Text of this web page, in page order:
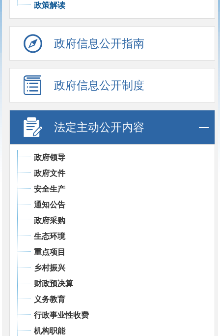
政策解读
政府信息公开指南
政府信息公开制度
法定主动公开内容
政府领导
政府文件
安全生产
通知公告
政府采购
生态环境
重点项目
乡村振兴
财政预决算
义务教育
行政事业性收费
机构职能